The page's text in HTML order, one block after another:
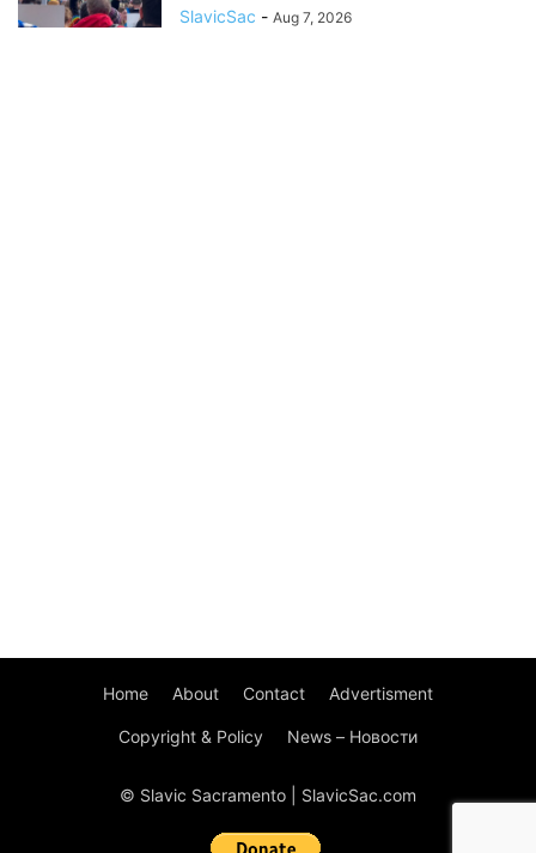
SlavicSac - Aug 7, 2026
Home About Contact Advertisment
Copyright & Policy News – Новости
© Slavic Sacramento | SlavicSac.com